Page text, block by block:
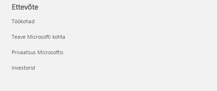
Ettevõte
Töökohad
Teave Microsofti kohta
Privaatsus Microsoftis
Investorid